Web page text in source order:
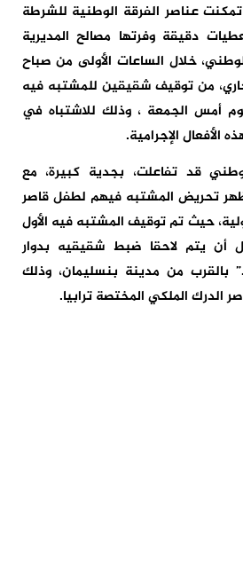
عناصر الفرقة الوطنية للشرطة
دقيقة وفرتها مصالح المديرية
خلال الساعات الأولى من صباح
30 ماي الجاري، من توقيف شقيقين للمشتبه فيه
أمس الجمعة ، وذلك للاشتباه في
الأفعال الإجرامية.
قد تفاعلت، بجدية كبيرة، مع
تحريض المشتبه فيهم لطفل قاصر
حيث تم توقيف المشتبه فيه الأول
أن يتم لاحقا ضبط شقيقيه بدوار
بالقرب من مدينة بنسليمان، وذلك
الدرك الملكي المختصة ترابيا.